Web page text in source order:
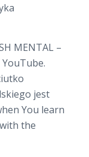
MENTAL –
jest
You learn
the